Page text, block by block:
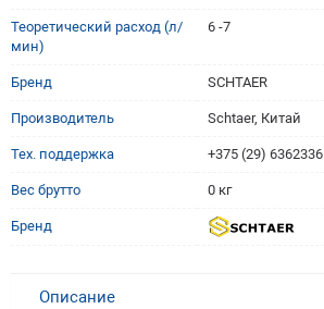
Теоретический расход (л/
мин)
6 -7
Бренд SCHTAER
Производитель Sсhtaer, Китай
Тех. поддержка +375 (29) 6362336
Вес брутто 0 кг
Бренд
Описание